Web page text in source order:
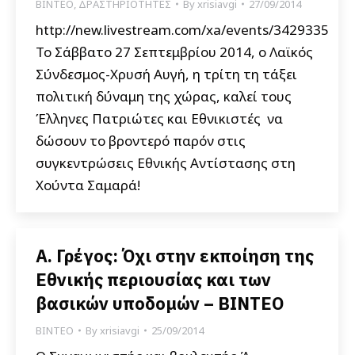
ΒΙΝΤΕΟ, ΔΡΑΣΤΗΡΙΟΤΗΤΕΣ Byxrisiavgi 27/09/2014
http://new.livestream.com/xa/events/3429335
Το Σάββατο 27 Σεπτεμβρίου 2014, ο Λαϊκός
Σύνδεσμος-Χρυσή Αυγή, η τρίτη τη τάξει
πολιτική δύναμη της χώρας, καλεί τους
Έλληνες Πατριώτες και Εθνικιστές να
δώσουν το βροντερό παρόν στις
συγκεντρώσεις Εθνικής Αντίστασης στη
Χούντα Σαμαρά!
Α. Γρέγος: Όχι στην εκποίηση της
Εθνικής περιουσίας και των
βασικών υποδομών – ΒΙΝΤΕΟ
ΒΙΝΤΕΟ Byxrisiavgi 25/09/2014